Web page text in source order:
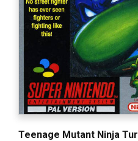
Teenage Mutant Ninja